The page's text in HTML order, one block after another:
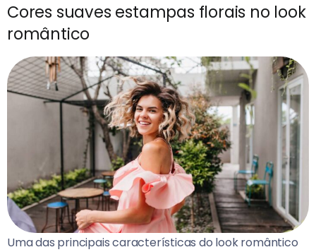
Cores suaves estampas florais no look
romântico
Uma das principais características do look romântico